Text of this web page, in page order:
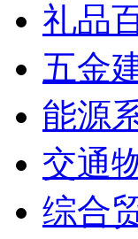
礼品
五金
能源
交通
综合